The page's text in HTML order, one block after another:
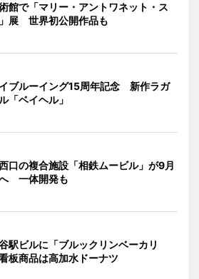
館で「マリー・アントワネット・ス
展 世界初公開作品も
ブルーイング15周年記念 新作ラガ
「ベイヘル」
口の複合施設「相鉄ムービル」が9月
一体開発も
駅ビルに「ブルックリンベーカリ
板商品は高加水ドーナツ